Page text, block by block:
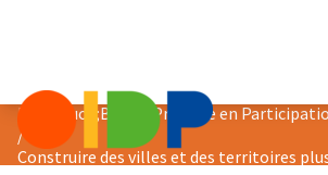
/
Construire des villes et des territoires plus